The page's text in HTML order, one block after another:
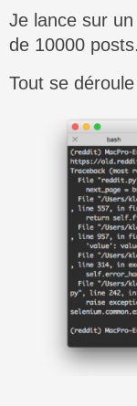
Je lance sur
de 10000
Tout se